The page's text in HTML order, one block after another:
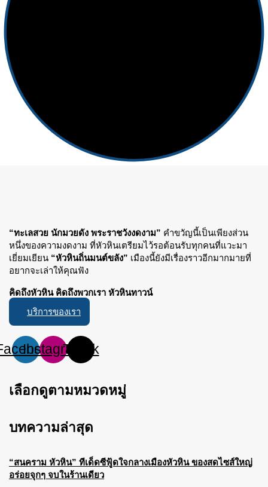
“ทะเลสวย นักมวยดัง พระราชวังงดงาม” คำขวัญนี้เป็นเพียงส่วน
หนึ่งของความงดงาม ที่หัวหินเตรียมไว้รอต้อนรับทุกคนที่แวะมา
เยี่ยมเยียน “หัวหินถิ่นมนต์ขลัง” เมืองนี้ยังมีเรื่องราวอีกมากมายที่
อยากจะเล่าให้คุณฟัง
คิดถึงหัวหิน คิดถึงพวกเรา หัวหินทาวน์
บริการของเรา
InstagramTiktok
เลือกดูตามหมวดหมู่
บทความล่าสุด
“สนคราม หัวหิน” ทีเด็ดซีฟู้ดใจกลางเมืองหัวหิน ของสดไซส์ใหญ่
อร่อยจุกๆ จบในร้านเดียว